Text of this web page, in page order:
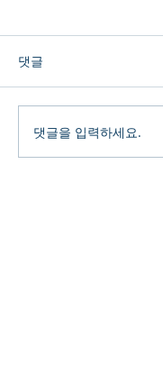
댓글
댓글을 입력하세요.